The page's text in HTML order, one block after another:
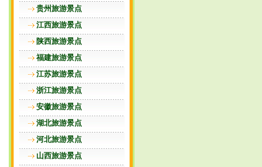
贵州旅游景点
江西旅游景点
陕西旅游景点
福建旅游景点
江苏旅游景点
浙江旅游景点
安徽旅游景点
湖北旅游景点
河北旅游景点
山西旅游景点